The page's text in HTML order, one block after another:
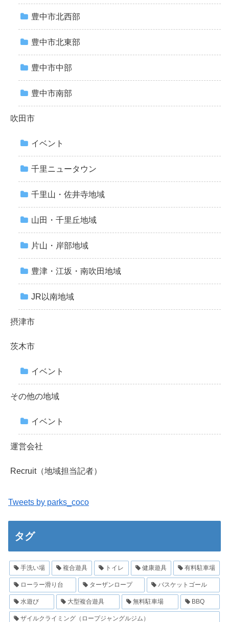
豊中市北西部
豊中市北東部
豊中市中部
豊中市南部
吹田市
イベント
千里ニュータウン
千里山・佐井寺地域
山田・千里丘地域
片山・岸部地域
豊津・江坂・南吹田地域
JR以南地域
摂津市
茨木市
イベント
その他の地域
イベント
運営会社
Recruit（地域担当記者）
Tweets by parks_coco
タグ
手洗い場 複合遊具 トイレ 健康遊具 有料駐車場
ローラー滑り台 ターザンロープ バスケットゴール
水遊び 大型複合遊具 無料駐車場 BBQ
ザイルクライミング（ロープジャングルジム）